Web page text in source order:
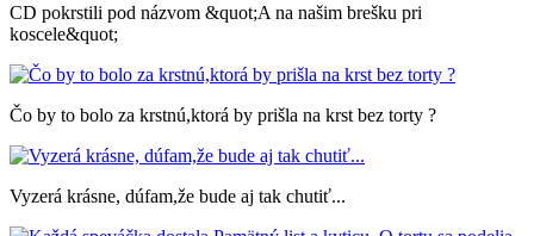
CD pokrstili pod názvom &quot;A na našim brešku pri
koscele&quot;
Čo by to bolo za krstnú,ktorá by prišla na krst bez torty ?
Vyzerá krásne, dúfam,že bude aj tak chutiť...